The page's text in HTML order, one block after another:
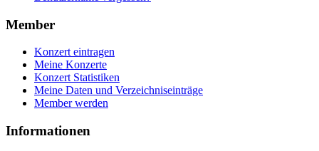
Member
Konzert eintragen
Meine Konzerte
Konzert Statistiken
Meine Daten und Verzeichniseinträge
Member werden
Informationen